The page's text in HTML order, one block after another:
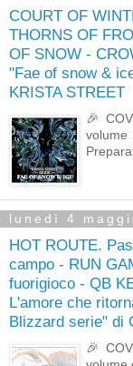
COURT OF
THORNS OF
OF SNOW -
"Fae of snow &
KRISTA STREET
🎉
volume
lunedì 4
HOT ROUTE.
campo - RUN
fuorigioco - QB
L'amore che
Blizzard serie" di
🎉